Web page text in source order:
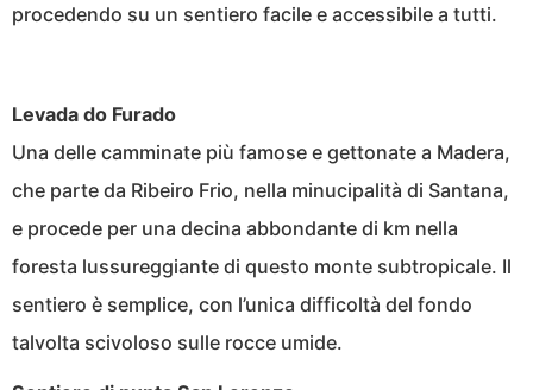
procedendo su un sentiero facile e accessibile a tutti.
Levada do Furado
Una delle camminate più famose e gettonate a Madera,
che parte da Ribeiro Frio, nella minucipalità di Santana,
e procede per una decina abbondante di km nella
foresta lussureggiante di questo monte subtropicale. Il
sentiero è semplice, con l’unica difficoltà del fondo
talvolta scivoloso sulle rocce umide.